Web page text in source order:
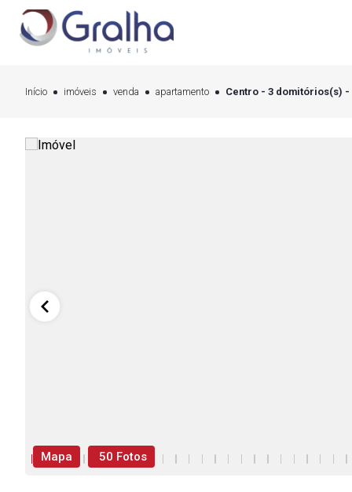
Início imóveis venda apartamento Centro - 3 domitórios(s) -
Mapa 50 Fotos